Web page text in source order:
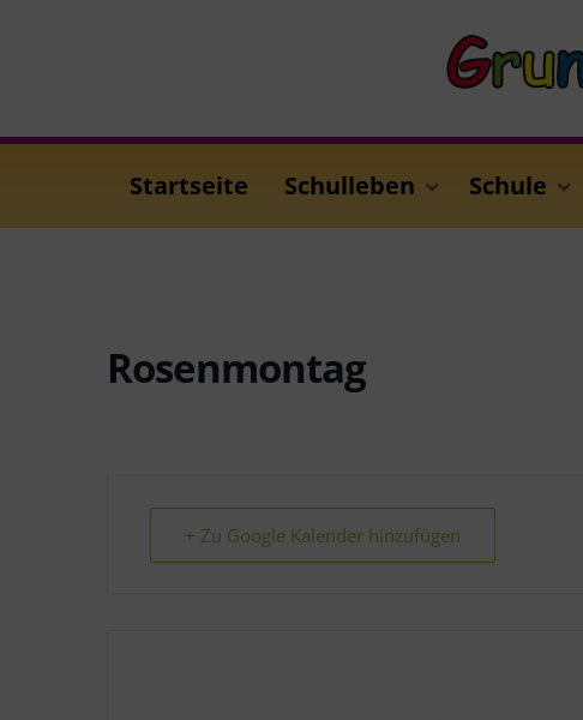
Startseite Schulleben Schule
Rosenmontag
+ Zu Google Kalender hinzufügen